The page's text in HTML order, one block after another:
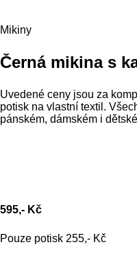
Mikiny
Černá mikina s
Uvedené ceny jsou za
potisk na vlastní textil.
pánském, dámském i
595,- Kč
Pouze potisk 255,- Kč